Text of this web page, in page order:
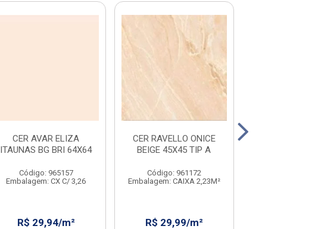
CER AVAR ELIZA
ITAUNAS BG BRI 64X64
Código: 965157
Embalagem: CX C/ 3,26
R$ 29,94/m²
CER RAVELLO ONICE
BEIGE 45X45 TIP A
Código: 961172
Embalagem: CAIXA 2,23M²
R$ 29,99/m²